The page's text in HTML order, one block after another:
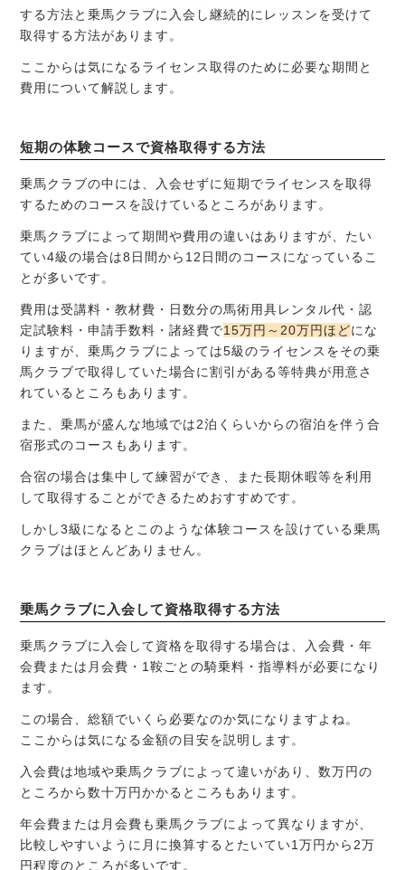
する方法と乗馬クラブに入会し継続的にレッスンを受けて
取得する方法があります。
ここからは気になるライセンス取得のために必要な期間と
費用について解説します。
短期の体験コースで資格取得する方法
乗馬クラブの中には、入会せずに短期でライセンスを取得
するためのコースを設けているところがあります。
乗馬クラブによって期間や費用の違いはありますが、たい
てい4級の場合は8日間から12日間のコースになっているこ
とが多いです。
費用は受講料・教材費・日数分の馬術用具レンタル代・認
定試験料・申請手数料・諸経費で15万円～20万円ほどにな
りますが、乗馬クラブによっては5級のライセンスをその乗
馬クラブで取得していた場合に割引がある等特典が用意さ
れているところもあります。
また、乗馬が盛んな地域では2泊くらいからの宿泊を伴う合
宿形式のコースもあります。
合宿の場合は集中して練習ができ、また長期休暇等を利用
して取得することができるためおすすめです。
しかし3級になるとこのような体験コースを設けている乗馬
クラブはほとんどありません。
乗馬クラブに入会して資格取得する方法
乗馬クラブに入会して資格を取得する場合は、入会費・年
会費または月会費・1鞍ごとの騎乗料・指導料が必要になり
ます。
この場合、総額でいくら必要なのか気になりますよね。
ここからは気になる金額の目安を説明します。
入会費は地域や乗馬クラブによって違いがあり、数万円の
ところから数十万円かかるところもあります。
年会費または月会費も乗馬クラブによって異なりますが、
比較しやすいように月に換算するとたいてい1万円から2万
円程度のところが多いです。